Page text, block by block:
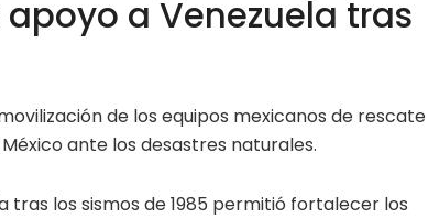
a Venezuela tras
de los equipos mexicanos de rescate
ante los desastres naturales.
tras los sismos de 1985 permitió fortalecer los